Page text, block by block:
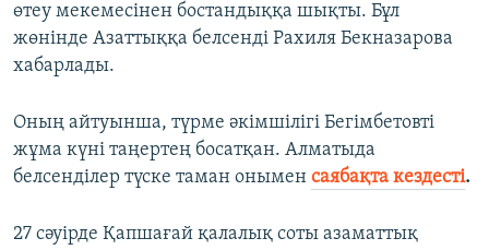
өтеу мекемесінен бостандыққа шықты. Бұл
жөнінде Азаттыққа белсенді Рахиля Бекназарова
хабарлады.
Оның айтуынша, түрме әкімшілігі Бегімбетовті
жұма күні таңертең босатқан. Алматыда
белсенділер түске таман онымен саябақта кездесті.
27 сәуірде Қапшағай қалалық соты азаматтық